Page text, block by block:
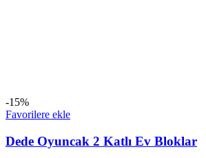
-15%
Favorilere ekle
Dede Oyuncak 2 Katlı Ev Bloklar